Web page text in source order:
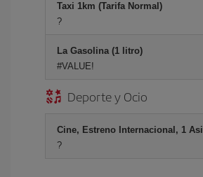
Taxi 1km (Tarifa Normal)
?
La Gasolina (1 litro)
#VALUE!
Deporte y Ocio
Cine, Estreno Internacional, 1
?